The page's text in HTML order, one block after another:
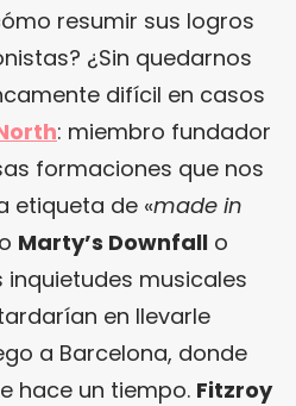
resumir sus logros
¿Sin quedarnos
difícil en casos
: miembro fundador
formaciones que nos
etiqueta de «made in
Marty’s Downfall o
inquietudes musicales
en llevarle
a Barcelona, donde
hace un tiempo. Fitzroy